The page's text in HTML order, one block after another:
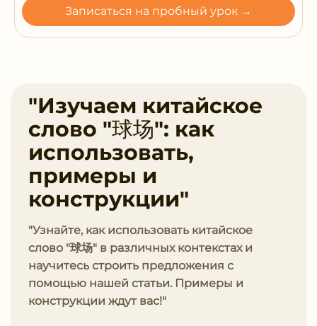
Записаться на пробный урок →
"Изучаем китайское
слово "球场": как
использовать,
примеры и
конструкции"
"Узнайте, как использовать китайское
слово "球场" в различных контекстах и
научитесь строить предложения с
помощью нашей статьи. Примеры и
конструкции ждут вас!"